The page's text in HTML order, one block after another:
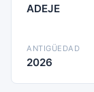
ADEJE
ANTIGÜEDAD
2026